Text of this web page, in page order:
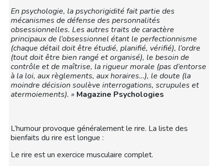
En psychologie, la psychorigidité fait partie des
mécanismes de défense des personnalités
obsessionnelles. Les autres traits de caractère
principaux de l’obsessionnel étant le perfectionnisme
(chaque détail doit être étudié, planifié, vérifié), l’ordre
(tout doit être bien rangé et organisé), le besoin de
contrôle et de maîtrise, la rigueur morale (pas d’entorse
à la loi, aux règlements, aux horaires…), le doute (la
moindre décision soulève interrogations, scrupules et
atermoiements). » Magazine Psychologies
L’humour provoque généralement le rire. La liste des
bienfaits du rire est longue :
Le rire est un exercice musculaire complet.